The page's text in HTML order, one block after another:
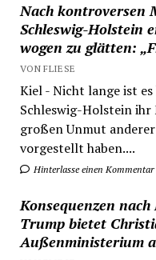
Nach kontroversen
Schleswig-Holstein
wogen zu glätten:
VON FLIESE
Kiel - Nicht lange ist
Schleswig-Holstein
großen Unmut
vorgestellt haben....
Hinterlasse einen Kommentar
Konsequenzen
Trump bietet
Außenministerium